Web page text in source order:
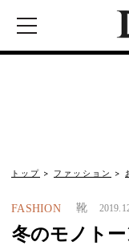
トップ ファッション
FASHION 靴
冬のモノト